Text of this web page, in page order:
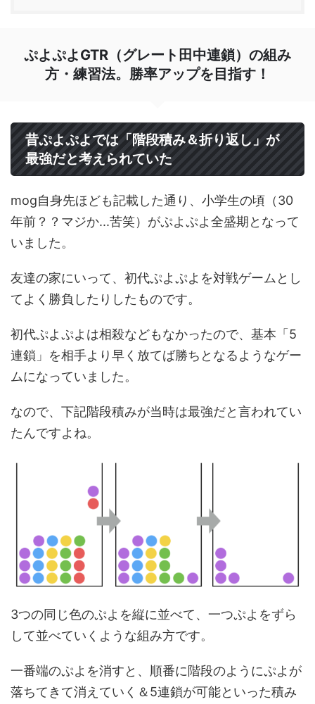
ぷよぷよGTR（グレート田中連鎖）の組み
方・練習法。勝率アップを目指す！
昔ぷよぷよでは「階段積み＆折り返し」が
最強だと考えられていた
mog自身先ほども記載した通り、小学生の頃（30
年前？？マジか...苦笑）がぷよぷよ全盛期となって
いました。
友達の家にいって、初代ぷよぷよを対戦ゲームとし
てよく勝負したりしたものです。
初代ぷよぷよは相殺などもなかったので、基本「5
連鎖」を相手より早く放てば勝ちとなるようなゲー
ムになっていました。
なので、下記階段積みが当時は最強だと言われてい
たんですよね。
3つの同じ色のぷよを縦に並べて、一つぷよをずら
して並べていくような組み方です。
一番端のぷよを消すと、順番に階段のようにぷよが
落ちてきて消えていく＆5連鎖が可能といった積み